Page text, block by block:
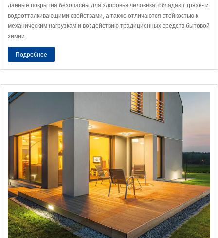
данные покрытия безопасны для здоровья человека, обладают грязе- и
водоотталкивающими свойствами, а также отличаются стойкостью к
механическим нагрузкам и воздействию традиционных средств бытовой
химии.
Подробнее